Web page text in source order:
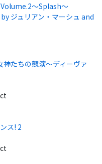
Volume.2～Splash～
ジュリアン・マーシュ and
神たちの競演～ディーヴァ
ス! 2